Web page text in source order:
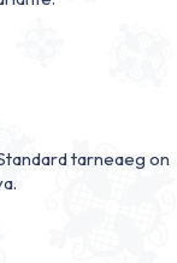
tarneaeg on